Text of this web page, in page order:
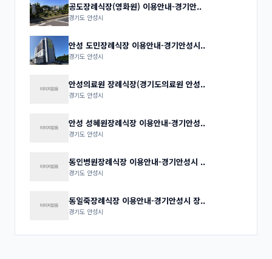
공도장례식장(영화원) 이용안내-경기안..
경기도 안성시
안성 도민장례식장 이용안내-경기안성시..
경기도 안성시
안성의료원 장례식장(경기도의료원 안성..
경기도 안성시
안성 성혜원장례식장 이용안내-경기안성..
경기도 안성시
동인병원장례식장 이용안내-경기안성시 ..
경기도 안성시
동일죽장례식장 이용안내-경기안성시 장..
경기도 안성시